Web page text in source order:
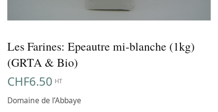
Les Farines: Epeautre mi-blanche (1kg)
(GRTA & Bio)
CHF6.50 HT
Domaine de l’Abbaye